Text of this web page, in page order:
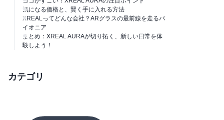
気になる価格と、賢く手に入れる方法
XREALってどんな会社？ARグラスの最前線を走るパ
イオニア
まとめ：XREAL AURAが切り拓く、新しい日常を体
験しよう！
カテゴリ